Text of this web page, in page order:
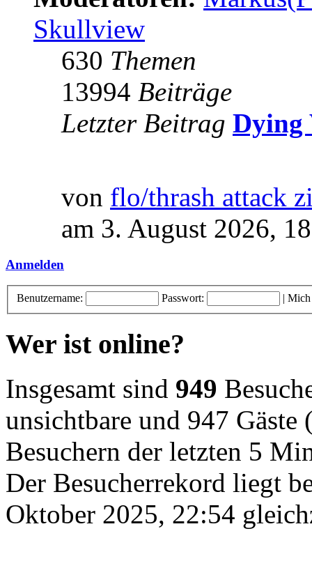
Skullview
630 Themen
13994 Beiträge
Letzter Beitrag Dying
von flo/thrash attack
am 3. August 2026,
Anmelden
Benutzername: Passwort: | Mich
Wer ist online?
Insgesamt sind 949
unsichtbare und 947 Gäste
Besuchern der letzten 5
Der Besucherrekord liegt
Oktober 2025, 22:54